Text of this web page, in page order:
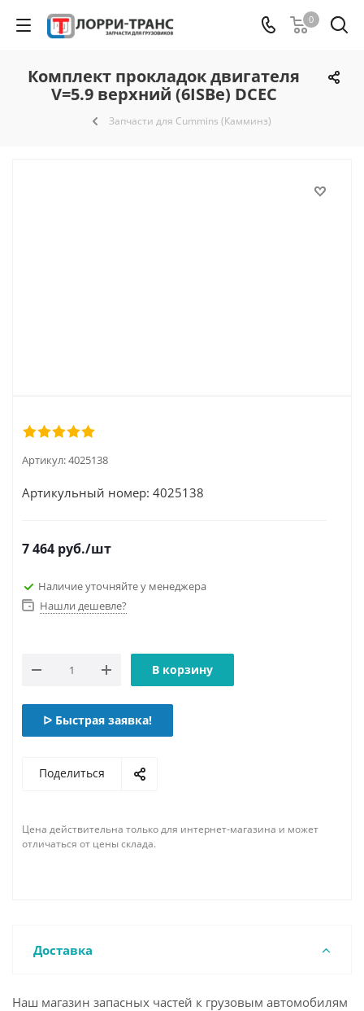
0
Комплект прокладок двигателя
V=5.9 верхний (6ISBe) DCEC
Запчасти для Cummins (Камминз)
Артикул:4025138
Артикульный номер: 4025138
7 464 руб./шт
Наличие уточняйте у менеджера
Нашли дешевле?
В корзину
ᐅ Быстрая заявка!
Поделиться
Цена действительна только для интернет-магазина и может
отличаться от цены склада.
Доставка
Наш магазин запасных частей к грузовым автомобилям